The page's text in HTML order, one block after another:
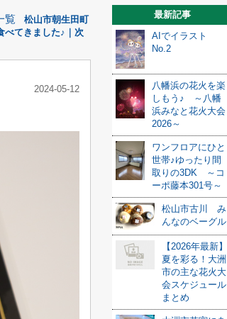
覧
松山市朝生田町
べてきました♪｜次
2024-05-12
最新記事
AIでイラスト
No.2
八幡浜の花火を楽
しもう♪ ～八幡
浜みなと花火大会
2026～
ワンフロアにひと
世帯♪ゆったり間
取りの3DK ～コ
ーポ藤本301号～
松山市古川 み
んなのベーグル
【2026年最新】
夏を彩る！大洲
市の主な花火大
会スケジュール
まとめ